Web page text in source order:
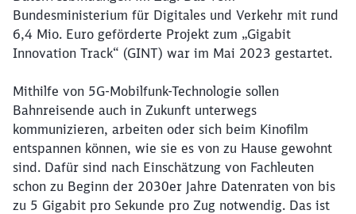
Bundesministerium für Digitales und Verkehr mit rund
6,4 Mio. Euro geförderte Projekt zum „Gigabit
Innovation Track“ (GINT) war im Mai 2023 gestartet.
Mithilfe von 5G-Mobilfunk-Technologie sollen
Bahnreisende auch in Zukunft unterwegs
kommunizieren, arbeiten oder sich beim Kinofilm
entspannen können, wie sie es von zu Hause gewohnt
sind. Dafür sind nach Einschätzung von Fachleuten
schon zu Beginn der 2030er Jahre Datenraten von bis
zu 5 Gigabit pro Sekunde pro Zug notwendig. Das ist